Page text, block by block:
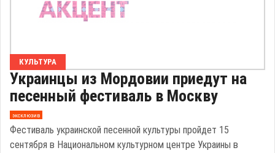
КУЛЬТУРА
Украинцы из Мордовии приедут на
песенный фестиваль в Москву
эксклюзив
Фестиваль украинской песенной культуры пройдет 15
сентября в Национальном культурном центре Украины в